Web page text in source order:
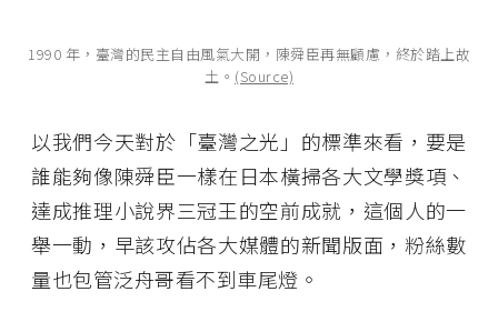
1990 年，臺灣的民主自由風氣大開，陳舜臣再無顧慮，終於踏上故
土。 (Source)
以我們今天對於「臺灣之光」的標準來看，要是
誰能夠像陳舜臣一樣在日本橫掃各大文學獎項、
達成推理小說界三冠王的空前成就，這個人的一
舉一動，早該攻佔各大媒體的新聞版面，粉絲數
量也包管泛舟哥看不到車尾燈。